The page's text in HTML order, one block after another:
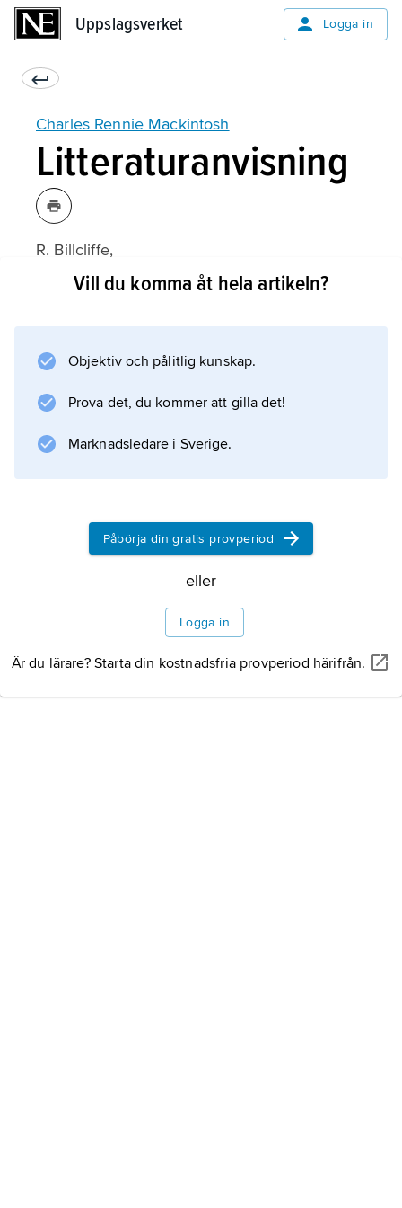
Uppslagsverket Logga in
Charles Rennie Mackintosh
Litteraturanvisning
R. Billcliffe,
Charles Rennie Mackintosh: The Complete
Information om artikeln
Vill du komma åt hela artikeln?
Objektiv och pålitlig kunskap.
Prova det, du kommer att gilla det!
Marknadsledare i Sverige.
Påbörja din gratis provperiod
eller
Logga in
Är du lärare? Starta din kostnadsfria provperiod härifrån.